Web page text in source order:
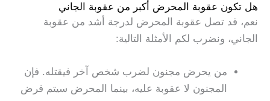
هل تكون عقوبة المحرض أكبر من عقوبة الجاني
نعم، قد تصل عقوبة المحرض لدرجة أشد من عقوبة
الجاني، ونضرب لكم الأمثلة التالية:
من يحرض مجنون لضرب شخص آخر فيقتله. فإن
المجنون لا عقوبة عليه، بينما المحرض سيتم فرض